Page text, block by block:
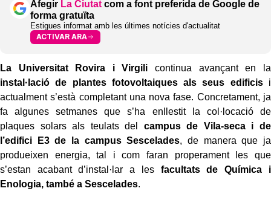
Afegir La Ciutat com a font preferida de Google de
forma gratuïta
Estigues informat amb les últimes notícies d'actualitat
ACTIVAR ARA
La Universitat Rovira i Virgili continua avançant en la
instal·lació de plantes fotovoltaiques als seus edificisi
actualment s’està completant una nova fase. Concretament, ja
fa algunes setmanes que s’ha enllestit la col·locació de
plaques solars als teulats del campus de Vila-seca i de
l’edifici E3 de la campus Sescelades, de manera que ja
produeixen energia, tal i com faran properament les que
s’estan acabant d’instal·lar a les facultats de Química i
Enologia, també a Sescelades.